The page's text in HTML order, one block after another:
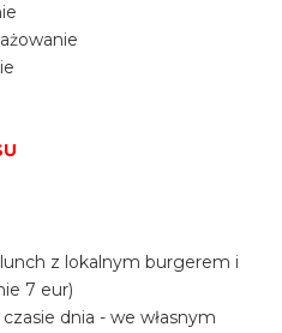
z lokalnym burgerem i
7 eur)
dnia - we własnym